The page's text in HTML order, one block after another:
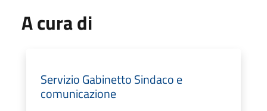
A cura di
Servizio Gabinetto Sindaco e
comunicazione